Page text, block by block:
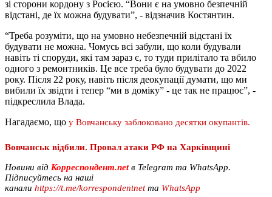
зі сторони кордону з Росією. “Вони є на умовно безпечній
відстані, де їх можна будувати”, - відзначив Костянтин.
“Треба розуміти, що на умовно небезпечній відстані їх
будувати не можна. Чомусь всі забули, що коли будували
навіть ті споруди, які там зараз є, то туди прилітало та вбило
одного з ремонтників. Це все треба було будувати до 2022
року. Після 22 року, навіть після деокупації думати, що ми
вибили їх звідти і тепер “ми в доміку” - це так не працює”, -
підкреслила Влада.
Нагадаємо, що у Вовчанську заблоковано десятки окупантів.
Вовчанськ відбили. Провал атаки РФ на Харківщині
Новини від Корреспондент.netв Telegram та WhatsApp.
Підписуйтесь на наші
канали https://t.me/korrespondentnetта WhatsApp